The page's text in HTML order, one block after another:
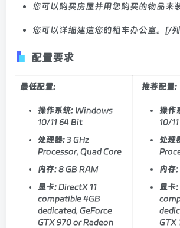
您可以购买房屋并用您购买的物品来
您可以详细建造您的租车办公室。[/
配置要求
最低配置:
操作系统: Windows
10/11 64 Bit
处理器: 3 GHz
Processor, Quad Core
内存:8 GB RAM
显卡:DirectX 11
compatible 4GB
dedicated, GeForce
GTX 970 or Radeon
推荐配置:
操作
10/
处理
内存:
显卡:
GTX